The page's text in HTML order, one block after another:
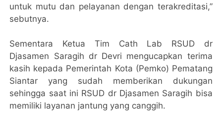
untuk mutu dan pelayanan dengan terakreditasi,”
sebutnya.
Sementara Ketua Tim Cath Lab RSUD dr
Djasamen Saragih dr Devri mengucapkan terima
kasih kepada Pemerintah Kota (Pemko) Pematang
Siantar yang sudah memberikan dukungan
sehingga saat ini RSUD dr Djasamen Saragih bisa
memiliki layanan jantung yang canggih.